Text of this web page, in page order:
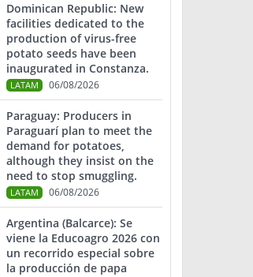
Dominican Republic: New
facilities dedicated to the
production of virus-free
potato seeds have been
inaugurated in Constanza.
LATAM 06/08/2026
Paraguay: Producers in
Paraguarí plan to meet the
demand for potatoes,
although they insist on the
need to stop smuggling.
LATAM 06/08/2026
Argentina (Balcarce): Se
viene la Educoagro 2026 con
un recorrido especial sobre
la producción de papa